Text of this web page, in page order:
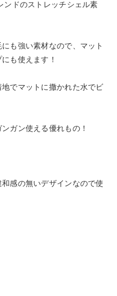
ドのストレッチシェル素
も強い素材なので、マット
も使えます！
でマットに撒かれた水でビ
ガン使える優れもの！
感の無いデザインなので使